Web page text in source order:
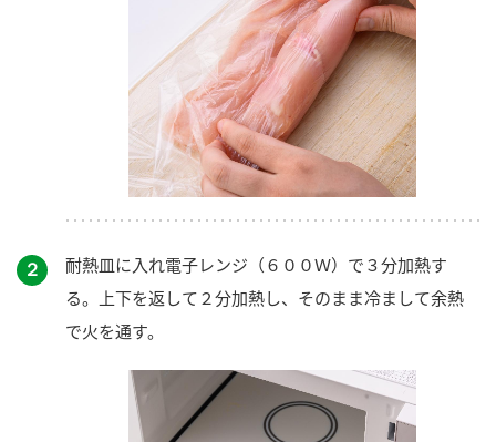
２
耐熱皿に入れ電子レンジ（６００Ｗ）で３分加熱す
る。上下を返して２分加熱し、そのまま冷まして余熱
で火を通す。